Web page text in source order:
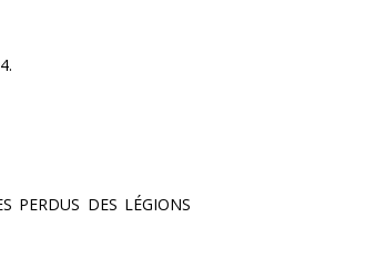
PERDUS DES LÉGIONS